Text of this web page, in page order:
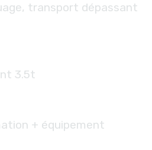
transport dépassant
3.5t
+ équipement